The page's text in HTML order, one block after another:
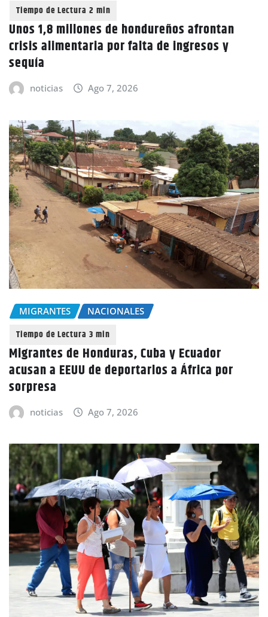
Unos 1,8 millones de hondureños afrontan
crisis alimentaria por falta de ingresos y
sequía
noticias Ago 7, 2026
MIGRANTES NACIONALES
Migrantes de Honduras, Cuba y Ecuador
acusan a EEUU de deportarlos a África por
sorpresa
noticias Ago 7, 2026